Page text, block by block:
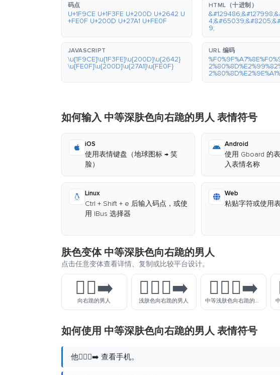
码点
U+1F9CE U+1F3FE U+200D U+2642 U
+FE0F U+200D U+27A1 U+FE0F
HTML（十进制）
9;
JAVASCRIPT
\u{1F9CE}\u{1F3FE}\u{200D}\u{2642}
\u{FE0F}\u{200D}\u{27A1}\u{FE0F}
URL 编码
如何输入 中等深肤色向右跪的男人 表情符号
iOS
使用表情键盘（地球图标 → 笑
脸）
Android
使用 Gboard 的
入表情名称
Linux
Ctrl + Shift + e 后输入码点，或使
用 IBus 选择器
Web
粘贴字符或使用
肤色变体 中等深肤色向右跪的男人
点击任意变体查看详情、复制或比较平台设计。
🧎‍♂️‍➡️
向右跪的男人
🧎🏻‍♂️‍➡️
浅肤色向右跪的男人
🧎🏼‍♂️‍➡️
中等浅肤色向右跪的男人
如何使用 中等深肤色向右跪的男人 表情符号
他🧎🏾‍♂️‍➡️ 查看手机。